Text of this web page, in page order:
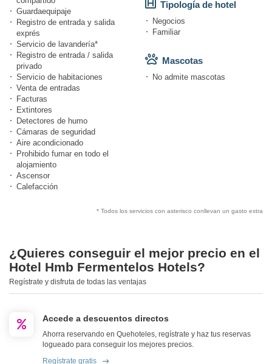
Guardaequipaje
Registro de entrada y salida
exprés
Servicio de lavandería*
Registro de entrada / salida
privado
Servicio de habitaciones
Venta de entradas
Facturas
Extintores
Detectores de humo
Cámaras de seguridad
Aire acondicionado
Prohibido fumar en todo el
alojamiento
Ascensor
Calefacción
Tipología de hotel
Negocios
Familiar
Mascotas
No admite mascotas
* Todos los servicios con asterisco conllevan un gasto extra
¿Quieres conseguir el mejor precio en el
Hotel Hmb Fermentelos Hotels?
Regístrate y disfruta de todas las ventajas
Accede a descuentos directos
Ahorra reservando en Quehoteles, regístrate y haz tus reservas
logueado para conseguir los mejores precios.
Regístrate gratis